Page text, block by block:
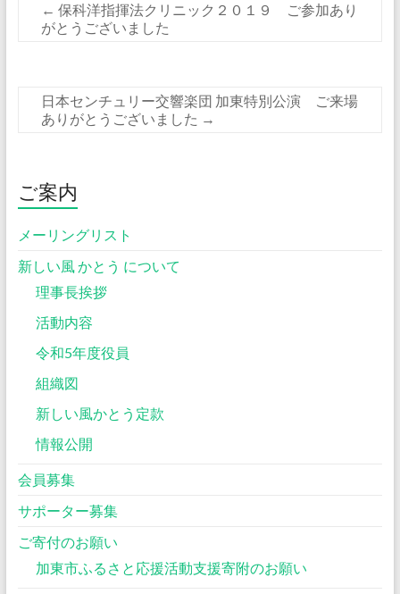
← 保科洋指揮法クリニック２０１９ ご参加あり
がとうございました
日本センチュリー交響楽団 加東特別公演 ご来場
ありがとうございました →
ご案内
メーリングリスト
新しい風 かとう について
理事長挨拶
活動内容
令和5年度役員
組織図
新しい風かとう定款
情報公開
会員募集
サポーター募集
ご寄付のお願い
加東市ふるさと応援活動支援寄附のお願い